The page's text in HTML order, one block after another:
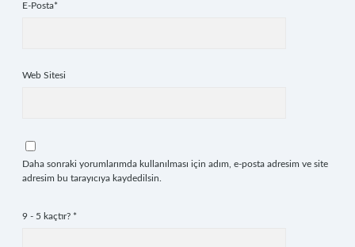
E-Posta*
Web Sitesi
Daha sonraki yorumlarımda kullanılması için adım, e-posta adresim ve site
adresim bu tarayıcıya kaydedilsin.
9 - 5 kaçtır? *